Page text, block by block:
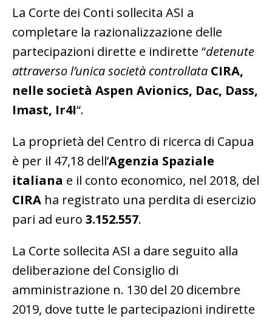
La Corte dei Conti sollecita ASI a
completare la razionalizzazione delle
partecipazioni dirette e indirette “detenute
attraverso l’unica società controllata CIRA,
nelle società Aspen Avionics, Dac, Dass,
Imast, Ir4I“.
La proprietà del Centro di ricerca di Capua
è per il 47,18 dell’Agenzia Spaziale
italiana e il conto economico, nel 2018, del
CIRA ha registrato una perdita di esercizio
pari ad euro 3.152.557.
La Corte sollecita ASI a dare seguito alla
deliberazione del Consiglio di
amministrazione n. 130 del 20 dicembre
2019, dove tutte le partecipazioni indirette